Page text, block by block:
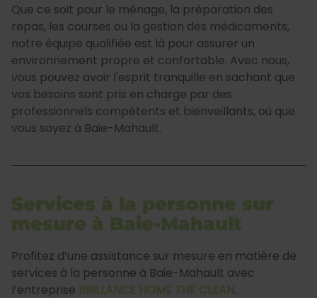
Que ce soit pour le ménage, la préparation des
repas, les courses ou la gestion des médicaments,
notre équipe qualifiée est là pour assurer un
environnement propre et confortable. Avec nous,
vous pouvez avoir l'esprit tranquille en sachant que
vos besoins sont pris en charge par des
professionnels compétents et bienveillants, où que
vous soyez à Baie-Mahault.
Services à la personne sur
mesure à Baie-Mahault
Profitez d’une assistance sur mesure en matière de
services à la personne à Baie-Mahault avec
l’entreprise BRILLANCE HOME THE CLEAN.